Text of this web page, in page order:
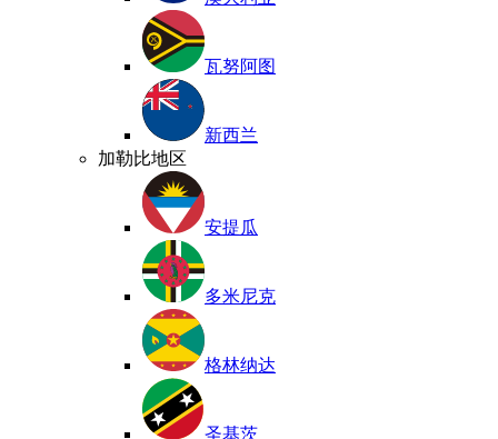
瓦努阿图
新西兰
加勒比地区
安提瓜
多米尼克
格林纳达
圣基茨